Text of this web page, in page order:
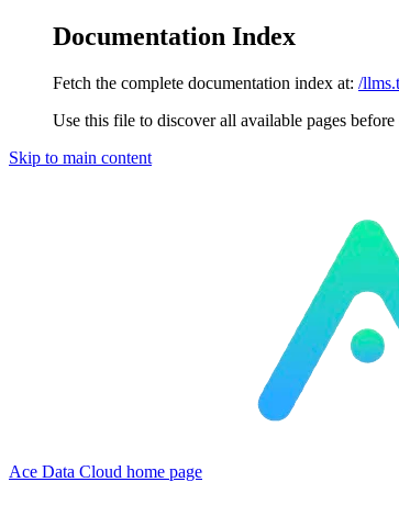
Documentation Index
Fetch the complete documentation index at: /
Use this file to discover all available pages
Skip to main content
Ace Data Cloud home page